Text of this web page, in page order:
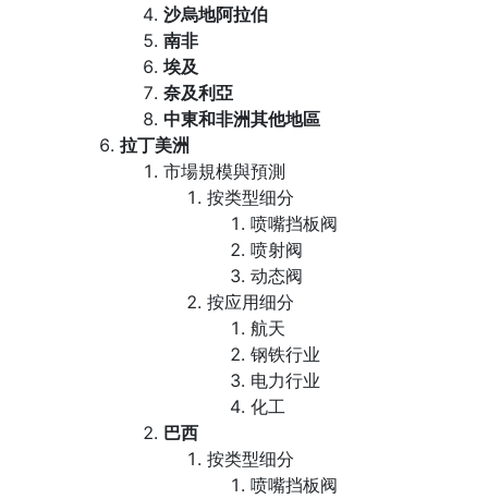
沙烏地阿拉伯
南非
埃及
奈及利亞
中東和非洲其他地區
拉丁美洲
市場規模與預測
按类型细分
喷嘴挡板阀
喷射阀
动态阀
按应用细分
航天
钢铁行业
电力行业
化工
巴西
按类型细分
喷嘴挡板阀